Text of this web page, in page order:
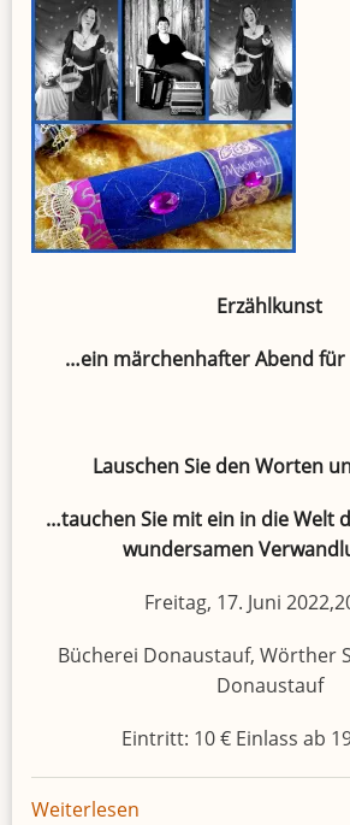
Erzählkunst
…ein märchenhafter Abend für
Lauschen Sie den Worten
…tauchen Sie mit ein in die Welt
wundersamen
Freitag, 17. Juni
Bücherei Donaustauf, Wörther
Donaustauf
Eintritt: 10 € Einlass ab
Weiterlesen